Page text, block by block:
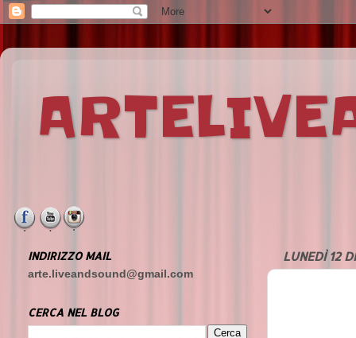
LUNEDÌ 12
INDIRIZZO MAIL
arte.liveandsound@gmail.com
CERCA NEL BLOG